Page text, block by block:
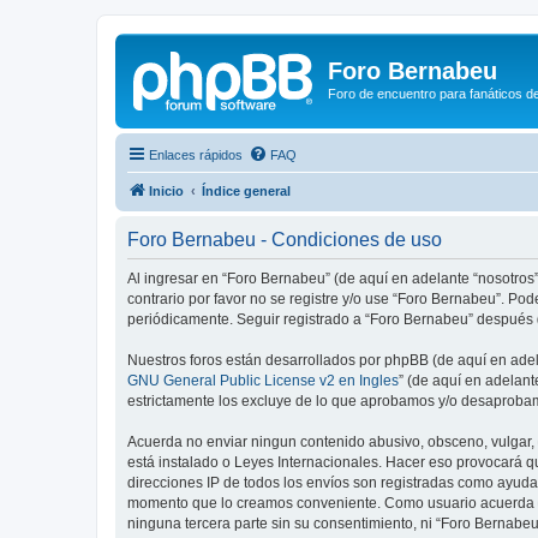
Foro Bernabeu
Foro de encuentro para fanáticos
Enlaces rápidos FAQ
Inicio Índice general
Foro Bernabeu - Condiciones de uso
Al ingresar en “Foro Bernabeu” (de aquí en adelante
contrario por favor no se registre y/o use “Foro Bernabeu”.
periódicamente. Seguir registrado a “Foro Bernabeu”
Nuestros foros están desarrollados por phpBB (de aquí en
GNU General Public License v2 en Ingles” (de aquí en
estrictamente los excluye de lo que aprobamos y/o
Acuerda no enviar ningun contenido abusivo, obsceno,
está instalado o Leyes Internacionales. Hacer eso provocará
direcciones IP de todos los envíos son registradas como
momento que lo creamos conveniente. Como usuario
ninguna tercera parte sin su consentimiento, ni “Foro